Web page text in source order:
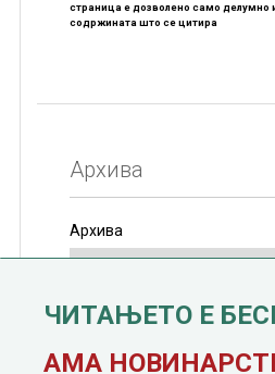
страница е дозволено само делумно
содржината што се цитира
Архива
Архива
јануари, 1991 година
ЧИТАЊЕТО Е
АМА